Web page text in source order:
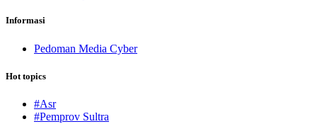
Informasi
Pedoman Media Cyber
Hot topics
#Asr
#Pemprov Sultra